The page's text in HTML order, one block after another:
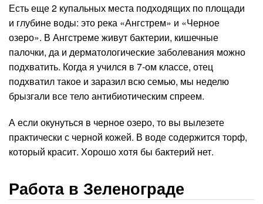
Есть еще 2 купальных места подходящих по площади
и глубине воды: это река «Ангстрем» и «Черное
озеро». В Ангстреме живут бактерии, кишечные
палочки, да и дерматологические заболевания можно
подхватить. Когда я учился в 7-ом классе, отец
подхватил такое и заразил всю семью, мы неделю
брызгали все тело антибиотическим спреем.
А если окунуться в черное озеро, то вы вылезете
практически с черной кожей. В воде содержится торф,
который красит. Хорошо хотя бы бактерий нет.
Работа в Зеленограде